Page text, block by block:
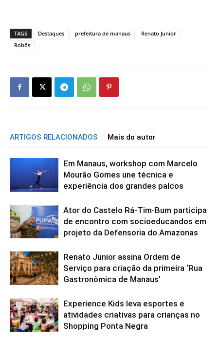
TAGS Destaques prefeitura de manaus
Renato Junior
Robôs
ARTIGOS RELACIONADOS Mais do autor
Em Manaus, workshop com Marcelo
Mourão Gomes une técnica e
experiência dos grandes palcos
Ator do Castelo Rá-Tim-Bum participa
de encontro com socioeducandos em
projeto da Defensoria do Amazonas
Renato Junior assina Ordem de
Serviço para criação da primeira ‘Rua
Gastronômica de Manaus’
Experience Kids leva esportes e
atividades criativas para crianças no
Shopping Ponta Negra